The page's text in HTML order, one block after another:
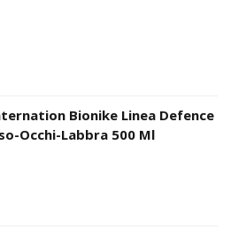
Bionike Linea Defence
Occhi-Labbra 500 Ml